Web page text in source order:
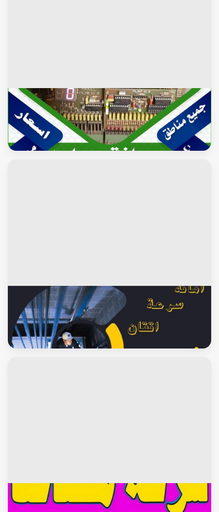
محافظة الفروانية
تصليح مصاعد – صيانة مصاعد – فنى مصاعد - بالكويت 65675564
- شركة مصاعد – تركيب مصاعد – تصليح اسانسير – مصاعد الكويت
– تصليح مصاعد الكويت
محافظة حولى
تصليح مصاعد - فني تصليح مصاعد – الكويت 65675564 - صيانة
مصاعد – فنى مصاعد - بالكويت - شركة مصاعد – تركيب مصاعد –
تصليح اسانسير – مصاعد الكويت – تصليح مصاعد الكويت
محافظة مبارك الكبير